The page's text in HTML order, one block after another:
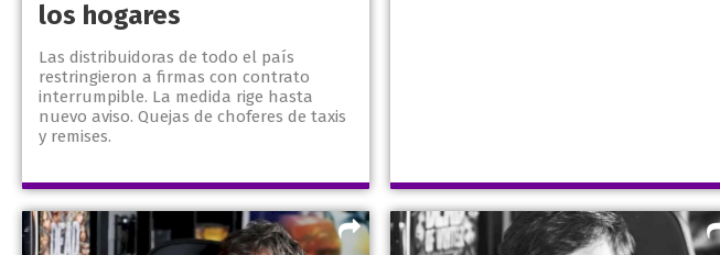
los hogares
Las distribuidoras de todo el país
restringieron a firmas con contrato
interrumpible. La medida rige hasta
nuevo aviso. Quejas de choferes de taxis
y remises.